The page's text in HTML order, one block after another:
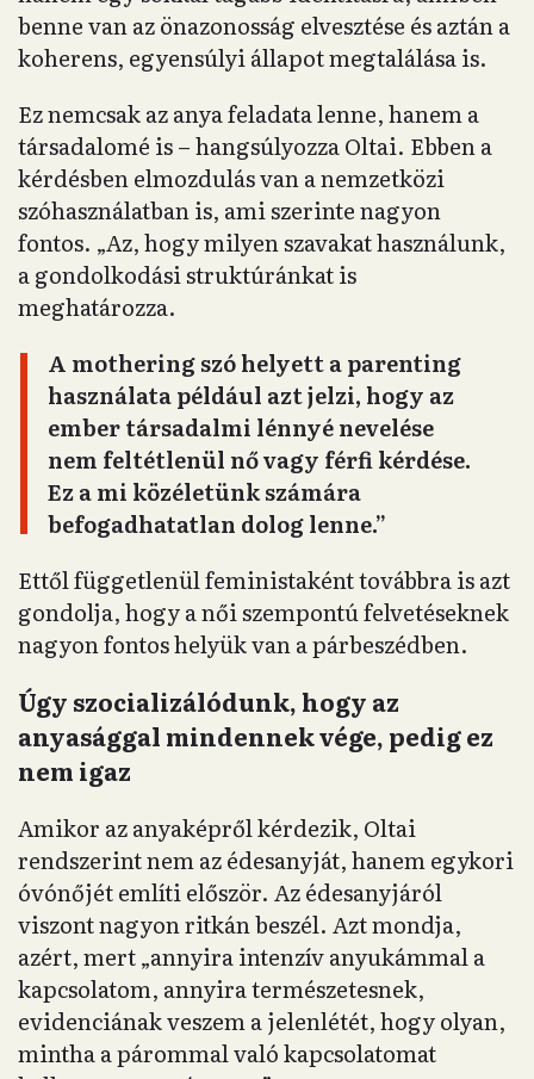
benne van az önazonosság elvesztése és aztán a
koherens, egyensúlyi állapot megtalálása is.
Ez nemcsak az anya feladata lenne, hanem a
társadalomé is – hangsúlyozza Oltai. Ebben a
kérdésben elmozdulás van a nemzetközi
szóhasználatban is, ami szerinte nagyon
fontos. „Az, hogy milyen szavakat használunk,
a gondolkodási struktúránkat is
meghatározza.
A mothering szó helyett a parenting
használata például azt jelzi, hogy az
ember társadalmi lénnyé nevelése
nem feltétlenül nő vagy férfi kérdése.
Ez a mi közéletünk számára
befogadhatatlan dolog lenne.”
Ettől függetlenül feministaként továbbra is azt
gondolja, hogy a női szempontú felvetéseknek
nagyon fontos helyük van a párbeszédben.
Úgy szocializálódunk, hogy az
anyasággal mindennek vége, pedig ez
nem igaz
Amikor az anyaképről kérdezik, Oltai
rendszerint nem az édesanyját, hanem egykori
óvónőjét említi először. Az édesanyjáról
viszont nagyon ritkán beszél. Azt mondja,
azért, mert „annyira intenzív anyukámmal a
kapcsolatom, annyira természetesnek,
evidenciának veszem a jelenlétét, hogy olyan,
mintha a párommal való kapcsolatomat